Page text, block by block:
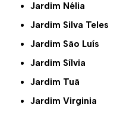
Jardim Nélia
Jardim Silva Teles
Jardim São Luís
Jardim Sílvia
Jardim Tuã
Jardim Virginia